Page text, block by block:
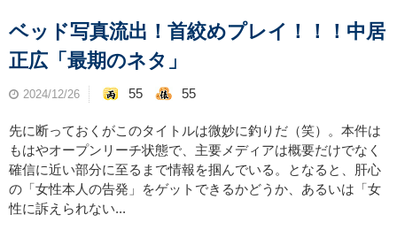
ベッド写真流出！首絞めプレイ！！！中居
正広「最期のネタ」
2024/12/26 55 55
先に断っておくがこのタイトルは微妙に釣りだ（笑）。本件は
もはやオープンリーチ状態で、主要メディアは概要だけでなく
確信に近い部分に至るまで情報を掴んでいる。となると、肝心
の「女性本人の告発」をゲットできるかどうか、あるいは「女
性に訴えられない...